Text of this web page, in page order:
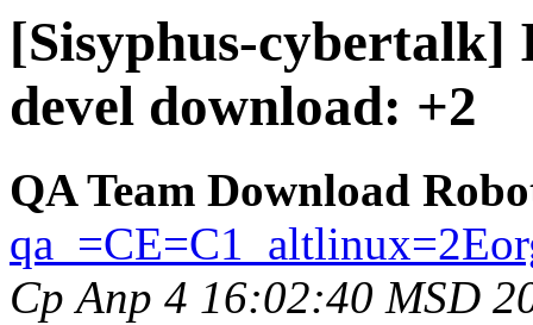
[Sisyphus-cybertalk]
devel download: +2
QA Team Download
Ср Апр 4 16:02:40 MSD